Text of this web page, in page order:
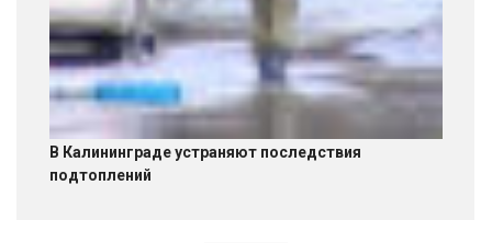
В Калининграде устраняют последствия
подтоплений